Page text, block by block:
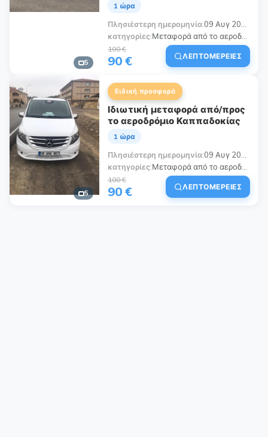
5
1 ώρα
Πλησιέστερη ημερομηνία
κατηγορίες
100 €
90 € ΛΕΠΤΟΜΈΡΕΙΕΣ
5
Ειδική προσφορά
Ιδιωτική μεταφορά από/προς
το αεροδρόμιο Καππαδοκίας
1 ώρα
Πλησιέστερη ημερομηνία
κατηγορίες
100 €
90 € ΛΕΠΤΟΜΈΡΕΙΕΣ